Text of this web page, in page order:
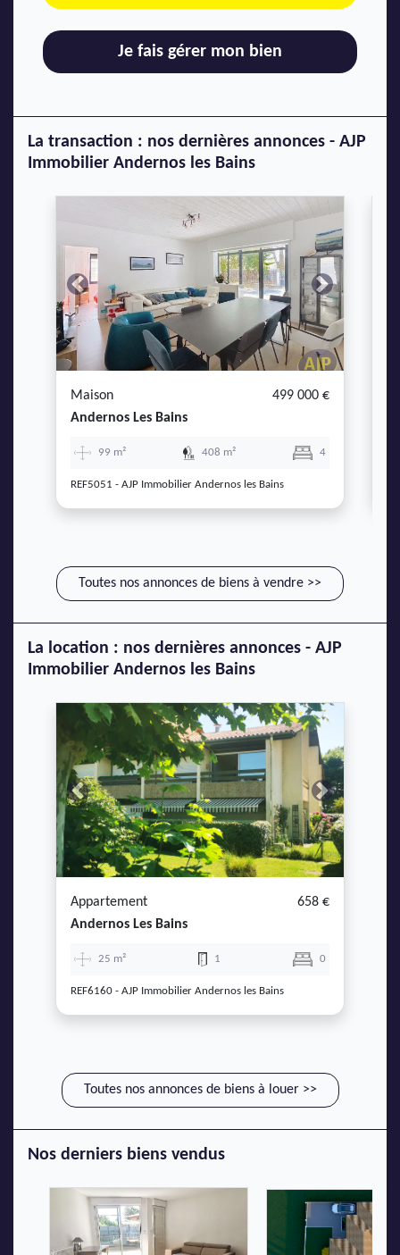
Je fais gérer mon bien
La transaction : nos dernières annonces - AJP
Immobilier Andernos les Bains
Previous Next
Maison
499 000 €
Andernos Les Bains
99 m² 408 m² 4
REF5051 - AJP Immobilier Andernos les Bains
Toutes nos annonces de biens à vendre >>
La location : nos dernières annonces - AJP
Immobilier Andernos les Bains
Previous Next
Appartement
658 €
Andernos Les Bains
25 m² 1 0
REF6160 - AJP Immobilier Andernos les Bains
Toutes nos annonces de biens à louer >>
Nos derniers biens vendus